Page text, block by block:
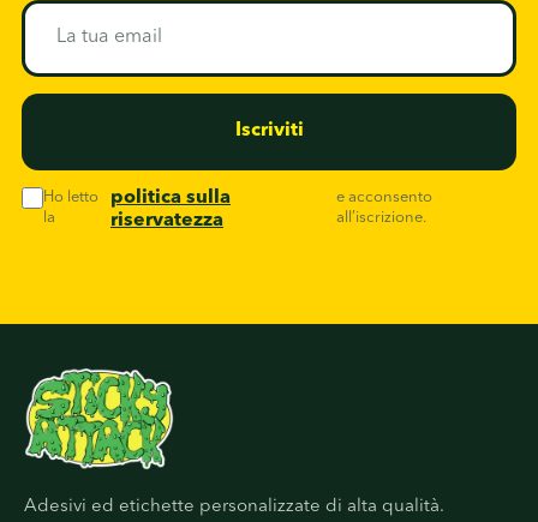
La
email
Iscriviti
Ho letto
la
politica sulla
riservatezza
e acconsento
all’iscrizione.
Adesivi ed etichette personalizzate di alta qualità.